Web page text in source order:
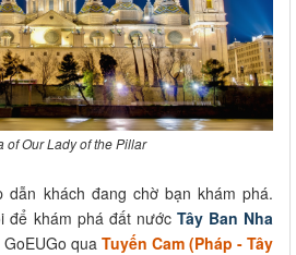
of Our Lady of the Pillar
dẫn khách đang chờ bạn khám phá.
để khám phá đất nước Tây Ban Nha
qua Tuyến Cam (Pháp - Tây